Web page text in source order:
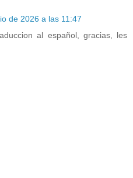
de 2026 a las 11:47
al español, gracias, les